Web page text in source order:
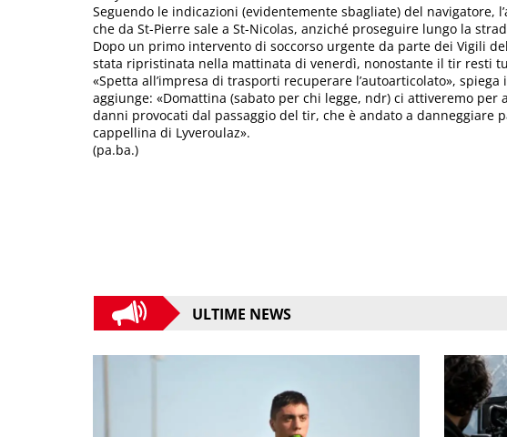
Seguendo le indicazioni (evidentemente sbagliate) del navigatore,
che da St-Pierre sale a St-Nicolas, anziché proseguire lungo la
Dopo un primo intervento di soccorso urgente da parte dei Vigili
stata ripristinata nella mattinata di venerdì, nonostante il tir resti
«Spetta all’impresa di trasporti recuperare l’autoarticolato»,
aggiunge: «Domattina (sabato per chi legge, ndr) ci attiveremo
danni provocati dal passaggio del tir, che è andato a danneggiare
cappellina di Lyveroulaz».
(pa.ba.)
ULTIME NEWS